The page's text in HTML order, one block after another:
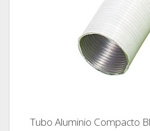
Tubo Aluminio Compacto